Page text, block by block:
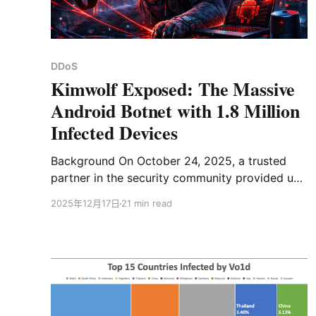
DDoS
Kimwolf Exposed: The Massive
Android Botnet with 1.8 Million
Infected Devices
Background On October 24, 2025, a trusted
partner in the security community provided us
distinctive feature of this sample was its C2
which at the time ranked 2nd in the Cloudflare
Domain Rankings. A week later, it even
2025年12月17日 21 min read